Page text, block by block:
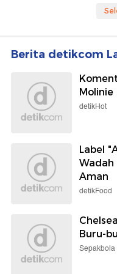
Berita detikcom
Molinie
detikHot
Label
Wadah
Aman
detikFood
Buru-
Sepakbola